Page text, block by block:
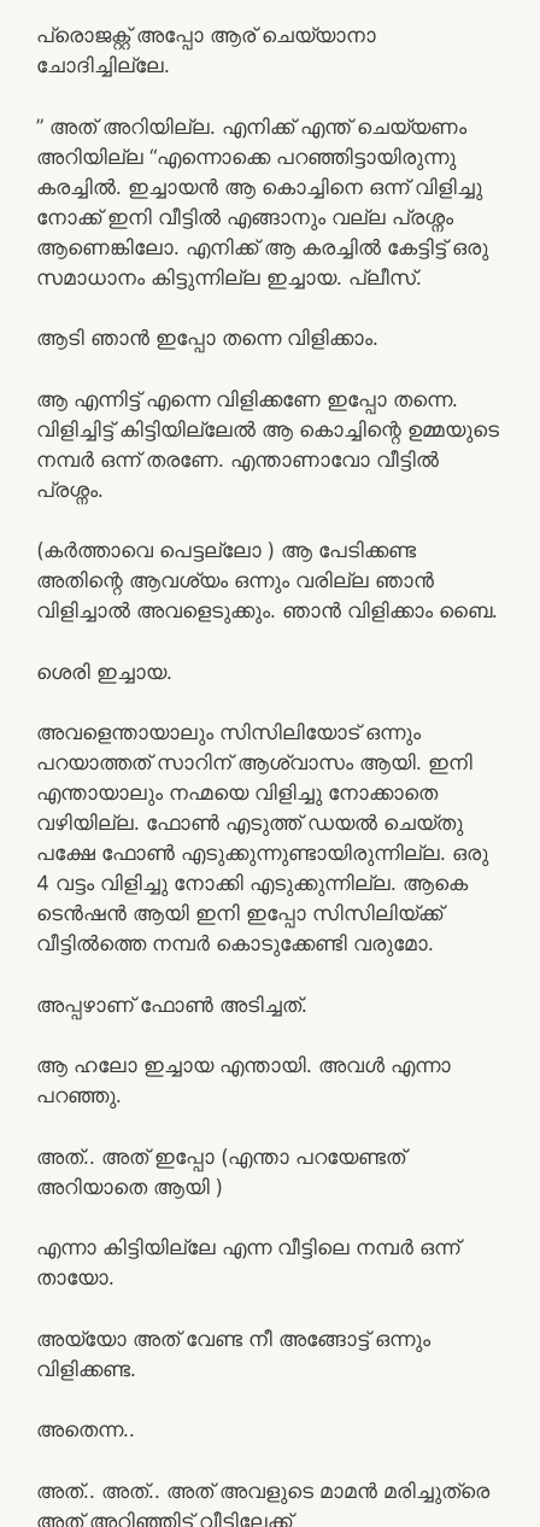
പ്രൊജക്റ്റ്‌ അപ്പോ ആര് ചെയ്യാനാ
ചോദിച്ചില്ലേ.
” അത് അറിയില്ല. എനിക്ക് എന്ത് ചെയ്യണം
അറിയില്ല “എന്നൊക്കെ പറഞ്ഞിട്ടായിരുന്നു
കരച്ചിൽ. ഇച്ചായൻ ആ കൊച്ചിനെ ഒന്ന് വിളിച്ചു
നോക്ക് ഇനി വീട്ടിൽ എങ്ങാനും വല്ല പ്രശ്നം
ആണെങ്കിലോ. എനിക്ക് ആ കരച്ചിൽ കേട്ടിട്ട് ഒരു
സമാധാനം കിട്ടുന്നില്ല ഇച്ചായ. പ്ലീസ്.
ആടി ഞാൻ ഇപ്പോ തന്നെ വിളിക്കാം.
ആ എന്നിട്ട് എന്നെ വിളിക്കണേ ഇപ്പോ തന്നെ.
വിളിച്ചിട്ട് കിട്ടിയില്ലേൽ ആ കൊച്ചിന്റെ ഉമ്മയുടെ
നമ്പർ ഒന്ന് തരണേ. എന്താണാവോ വീട്ടിൽ
പ്രശ്നം.
(കർത്താവെ പെട്ടല്ലോ ) ആ പേടിക്കണ്ട
അതിന്റെ ആവശ്യം ഒന്നും വരില്ല ഞാൻ
വിളിച്ചാൽ അവളെടുക്കും. ഞാൻ വിളിക്കാം ബൈ.
ശെരി ഇച്ചായ.
അവളെന്തായാലും സിസിലിയോട് ഒന്നും
പറയാത്തത് സാറിന് ആശ്വാസം ആയി. ഇനി
എന്തായാലും നഹ്മയെ വിളിച്ചു നോക്കാതെ
വഴിയില്ല. ഫോൺ എടുത്ത് ഡയൽ ചെയ്തു
പക്ഷേ ഫോൺ എടുക്കുന്നുണ്ടായിരുന്നില്ല. ഒരു
4 വട്ടം വിളിച്ചു നോക്കി എടുക്കുന്നില്ല. ആകെ
ടെൻഷൻ ആയി ഇനി ഇപ്പോ സിസിലിയ്ക്ക്
വീട്ടിൽത്തെ നമ്പർ കൊടുക്കേണ്ടി വരുമോ.
അപ്പഴാണ് ഫോൺ അടിച്ചത്.
ആ ഹലോ ഇച്ചായ എന്തായി. അവൾ എന്നാ
പറഞ്ഞു.
അത്.. അത് ഇപ്പോ (എന്താ പറയേണ്ടത്
അറിയാതെ ആയി )
എന്നാ കിട്ടിയില്ലേ എന്ന വീട്ടിലെ നമ്പർ ഒന്ന്
തായോ.
അയ്യോ അത് വേണ്ട നീ അങ്ങോട്ട് ഒന്നും
വിളിക്കണ്ട.
അതെന്ന..
അത്.. അത്.. അത് അവളുടെ മാമൻ മരിച്ചുത്രെ
അത് അറിഞ്ഞിട്ട് വീട്ടിലേക്ക്